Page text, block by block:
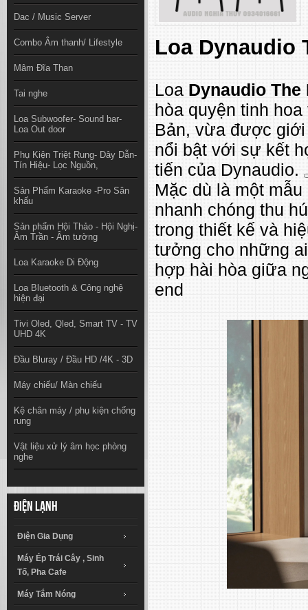
Dac / Music Server
Combo Âm thanh/ Lifestyle
Mâm Đĩa Than
Tai nghe
Loa Subwoofer- Sound bar-
Loa Out door
Phụ Kiện Triệt Rung- Dây Dẫn-
Tín Hiệu- Lọc Nguồn,
Sản Phẩm Karaoke -Pro Sân
khấu
Sản phẩm Hội Thảo - Hội Nghị-
Âm Trần - Âm tường
Loa Karaoke Di Động
Loa Bluetooth & Công nghệ
hiện đại
Tivi Oled, Qled, Smart TV - TV
UHD 4K
Đầu Bluray / Đầu HD /4K - 3D
Máy chiếu/ Màn chiếu
Kệ chân máy / phụ kiện chống
rung
Vật liệu xử lý âm học phòng
nghe
Điện lạnh
Điện Gia Dụng
Máy Ép Trái Cây , Sinh
Tố, Pha Cafe
Máy Tắm Nóng
Loa Dynaudio
Loa Dynaudio
hòa quyện tinh
Bản, vừa được giới
nổi bật với sự kết
tiến của Dynaudio.
Mặc dù là một
nhanh chóng thu
trong thiết kế và
tưởng cho những
hợp hài hòa giữa
end